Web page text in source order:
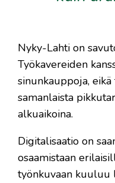
Nyky-Lahti on
Työkavereiden
sinunkauppoja,
samanlaista
alkuaikoina.
Digitalisaatio on
osaamistaan
työnkuvaan kuuluu